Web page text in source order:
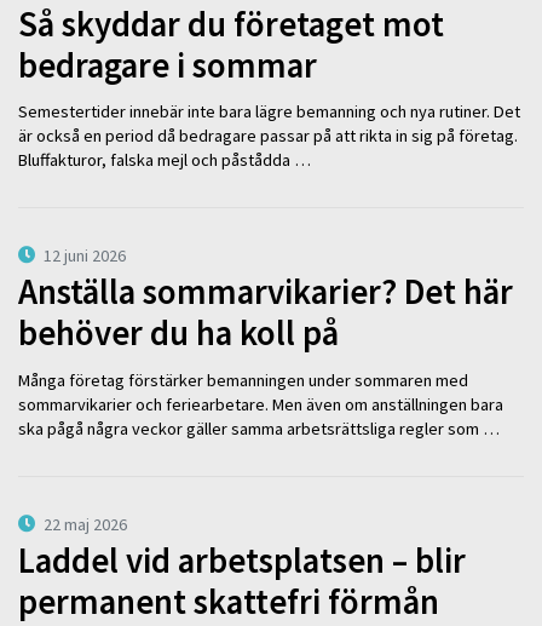
Så skyddar du företaget mot
bedragare i sommar
Semestertider innebär inte bara lägre bemanning och nya rutiner. Det
är också en period då bedragare passar på att rikta in sig på företag.
Bluffakturor, falska mejl och påstådda …
12 juni 2026
Anställa sommarvikarier? Det här
behöver du ha koll på
Många företag förstärker bemanningen under sommaren med
sommarvikarier och feriearbetare. Men även om anställningen bara
ska pågå några veckor gäller samma arbetsrättsliga regler som …
22 maj 2026
Laddel vid arbetsplatsen – blir
permanent skattefri förmån